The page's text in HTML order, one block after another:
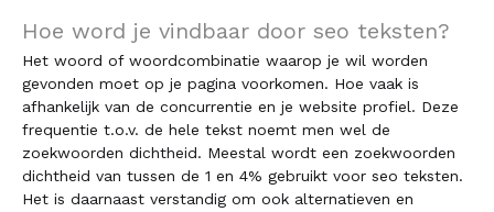
Hoe word je vindbaar door seo teksten?
Het woord of woordcombinatie waarop je wil worden
gevonden moet op je pagina voorkomen. Hoe vaak is
afhankelijk van de concurrentie en je website profiel. Deze
frequentie t.o.v. de hele tekst noemt men wel de
zoekwoorden dichtheid. Meestal wordt een zoekwoorden
dichtheid van tussen de 1 en 4% gebruikt voor seo teksten.
Het is daarnaast verstandig om ook alternatieven en